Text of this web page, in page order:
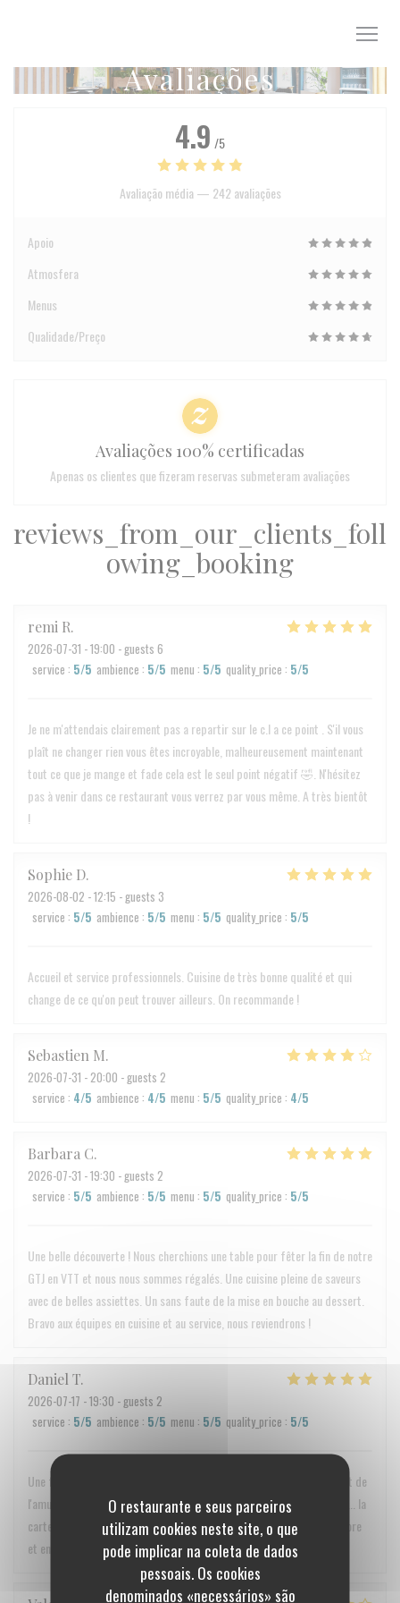
O restaurante e seus parceiros
utilizam cookies neste site, o que
pode implicar na coleta de dados
pessoais. Os cookies
denominados «necessários» são
Avaliações
reviews_from_our_clients_foll
owing_booking
remi R
2026-07-31 - 19:00 - guests 6
service : 5/5 ambience : 5/5 menu : 5/5 quality_price : 5/5
Je ne m'attendais clairement pas a repartir sur le c.l a ce point . S'il vous
plaît ne changer rien vous êtes incroyable, malheureusement maintenant
tout ce que je mange et fade cela est le seul point négatif 🤣. N'hésitez
pas à venir dans ce restaurant vous verrez par vous même. A très bientôt
!
Sophie D
2026-08-02 - 12:15 - guests 3
service : 5/5 ambience : 5/5 menu : 5/5 quality_price : 5/5
Accueil et service professionnels. Cuisine de très bonne qualité et qui
change de ce qu'on peut trouver ailleurs. On recommande !
Sebastien M
2026-07-31 - 20:00 - guests 2
service : 4/5 ambience : 4/5 menu : 5/5 quality_price : 4/5
Barbara C
2026-07-31 - 19:30 - guests 2
service : 5/5 ambience : 5/5 menu : 5/5 quality_price : 5/5
Une belle découverte ! Nous cherchions une table pour fêter la fin de notre
GTJ en VTT et nous nous sommes régalés. Une cuisine pleine de saveurs
avec de belles assiettes. Un sans faute de la mise en bouche au dessert.
Bravo aux équipes en cuisine et au service, nous reviendrons !
Daniel T
2026-07-17 - 19:30 - guests 2
service : 5/5 ambience : 5/5 menu : 5/5 quality_price : 5/5
Une fois de plus, nous avons été ravi. Très bon accueil, repas excellent de
l'amuse bouche au désert, tout est parfait : portion, assaisonnement... la
carte entière fait envie. Bref c'était "merveilleux", on y reviendra encore
et encore ;)
4.9 /5
Avaliação média — 242 avaliações
Apoio
Atmosfera
Menus
Qualidade/Preço
Avaliações 100% certificadas
Apenas os clientes que fizeram reservas submeteram avaliações